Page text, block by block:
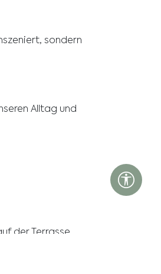
sondern
Alltag und
der Terrasse.